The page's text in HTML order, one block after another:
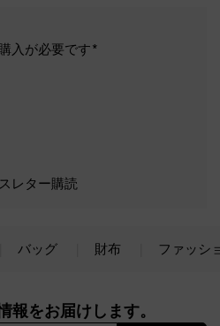
入が必要です*
レター購読
バッグ 財布 ファッシ
報をお届けします。​